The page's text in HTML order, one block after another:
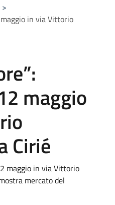
>
in via Vittorio
maggio
Cirié
maggio in via Vittorio
mercato del